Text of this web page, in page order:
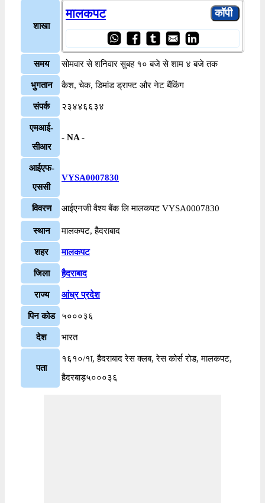
शाखा
मालकपट
समय सोमवार से शनिवार सुबह १० बजे से शाम ४ बजे तक
भुगतान कैश, चेक, डिमांड ड्राफ्ट और नेट बैंकिंग
संपर्क २३४४६६३४
एमआई-
सीआर
- NA -
आईएफ-
एससी
VYSA0007830
विवरण आईएनजी वैश्य बैंक लि मालकपट VYSA0007830
स्थान मालकपट, हैदराबाद
शहर मालकपट
जिला हैदराबाद
राज्य आंध्र प्रदेश
पिन कोड ५०००३६
देश भारत
पता
१६१०/१ा, हैदराबाद रेस क्लब, रेस कोर्स रोड, मालकपट,
हैदरबाड़५०००३६